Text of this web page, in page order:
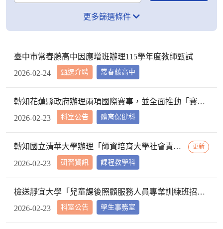
更多篩選條件
甄選介聘
臺中市常春藤高中因應增班辦理115學年度教師甄試
常春藤高中
2026-02-24
科室公告
轉知花蓮縣政府辦理兩項國際賽事，並全面推動「賽事科普宣傳計畫」相關資訊，請查照。
體育保健科
2026-02-23
研習資訊
轉知國立清華大學辦理「師資培育大學社會責任實踐計畫-教育的跨域創造力：豐碩大學與中小學、幼教、特教及師資生協作之專業資本」，詳如文件內容，請查照。 更新
課程教學科
2026-02-23
科室公告
檢送靜宜大學「兒童課後照顧服務人員專業訓練班招生簡章」1份，請查照。
學生事務室
2026-02-23